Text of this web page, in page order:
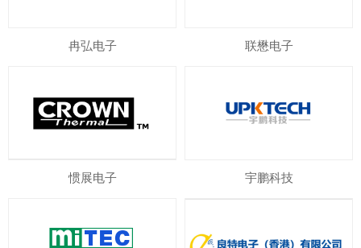
冉弘电子 联懋电子
惯展电子 宇鹏科技